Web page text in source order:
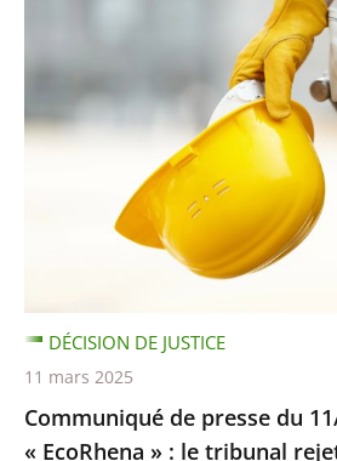
Communiqué de presse du
« EcoRhena » : le tribunal
DÉCISION DE JUSTICE
11 mars 2025